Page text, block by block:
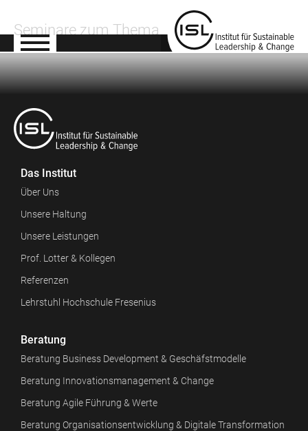
Seminare zum Thema
Das Institut
Über Uns
Unsere Haltung
Unsere Leistungen
Prof. Lotter & Kollegen
Referenzen
Lehrstuhl Hochschule Fresenius
Beratung
Beratung Business Development & Geschäfstmodelle
Beratung Innovationsmanagement & Change
Beratung Agile Führung & Werte
Beratung Organisationsentwicklung & Digitale Transformation